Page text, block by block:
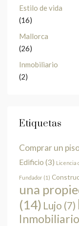
Estilo de vida
(16)
Mallorca
(26)
Inmobiliario
(2)
Etiquetas
Comprar un
Edificio (3) Licencia
Fundador (1)
una
(14) Lujo (7)
Inmobiliario